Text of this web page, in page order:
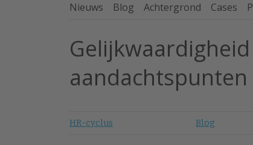
Nieuws
Blog Achtergrond Cases
aandachtspunten
HR-cyclus Blog